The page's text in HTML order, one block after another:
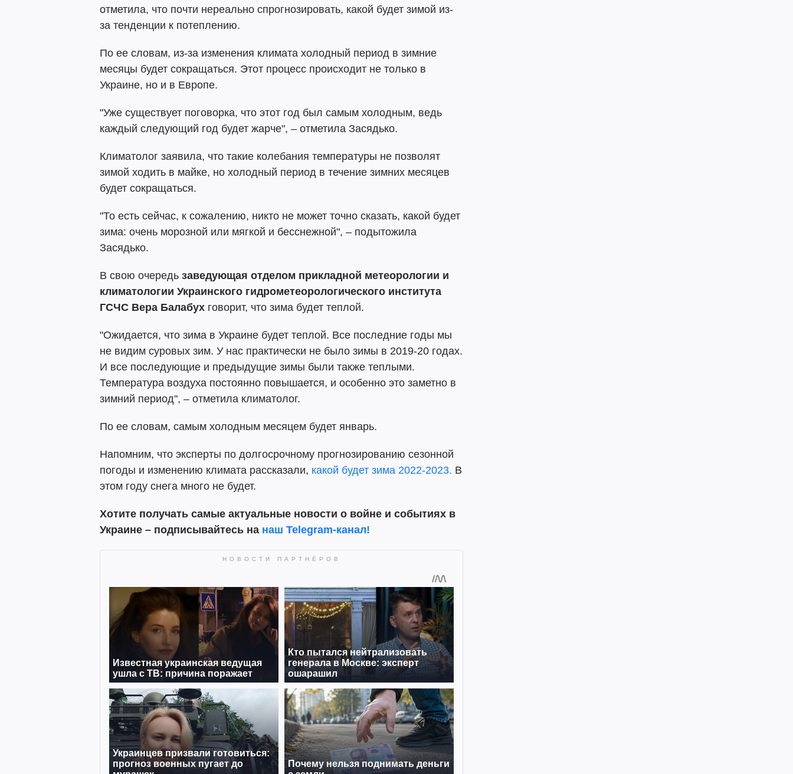
отметила, что почти нереально спрогнозировать, какой будет зимой из-
за тенденции к потеплению.
По ее словам, из-за изменения климата холодный период в зимние
месяцы будет сокращаться. Этот процесс происходит не только в
Украине, но и в Европе.
"Уже существует поговорка, что этот год был самым холодным, ведь
каждый следующий год будет жарче", – отметила Засядько.
Климатолог заявила, что такие колебания температуры не позволят
зимой ходить в майке, но холодный период в течение зимних месяцев
будет сокращаться.
"То есть сейчас, к сожалению, никто не может точно сказать, какой будет
зима: очень морозной или мягкой и бесснежной", – подытожила
Засядько.
В свою очередь заведующая отделом прикладной метеорологии и
климатологии Украинского гидрометеорологического института
ГСЧС Вера Балабух говорит, что зима будет теплой.
"Ожидается, что зима в Украине будет теплой. Все последние годы мы
не видим суровых зим. У нас практически не было зимы в 2019-20 годах.
И все последующие и предыдущие зимы были также теплыми.
Температура воздуха постоянно повышается, и особенно это заметно в
зимний период", – отметила климатолог.
По ее словам, самым холодным месяцем будет январь.
Напомним, что эксперты по долгосрочному прогнозированию сезонной
погоды и изменению климата рассказали, какой будет зима 2022-2023. В
этом году снега много не будет.
Хотите получать самые актуальные новости о войне и событиях в
Украине – подписывайтесь на наш Telegram-канал!